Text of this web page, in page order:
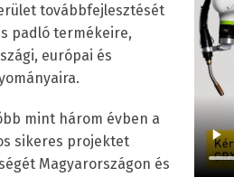
továbbfejlesztését
padló termékeire,
európai és
mint három évben a
sikeres projektet
Magyarországon és